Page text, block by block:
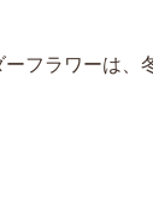
フラワーは